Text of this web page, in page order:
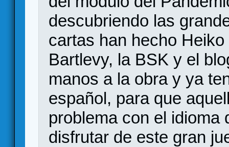
descubriendo las
cartas han hecho
Bartlevy, la BSK y el
manos a la obra y ya
español, para que
problema con el idioma
disfrutar de este gran